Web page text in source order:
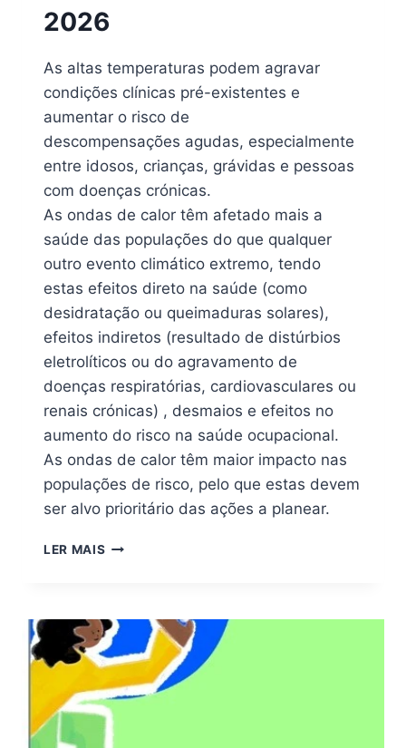
2026
As altas temperaturas podem agravar
condições clínicas pré-existentes e
aumentar o risco de
descompensações agudas, especialmente
entre idosos, crianças, grávidas e pessoas
com doenças crónicas.
As ondas de calor têm afetado mais a
saúde das populações do que qualquer
outro evento climático extremo, tendo
estas efeitos direto na saúde (como
desidratação ou queimaduras solares),
efeitos indiretos (resultado de distúrbios
eletrolíticos ou do agravamento de
doenças respiratórias, cardiovasculares ou
renais crónicas) , desmaios e efeitos no
aumento do risco na saúde ocupacional.
As ondas de calor têm maior impacto nas
populações de risco, pelo que estas devem
ser alvo prioritário das ações a planear.
LER MAIS